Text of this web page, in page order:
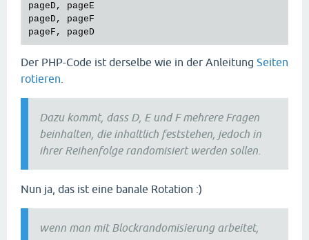
pageD, pageE
pageD, pageF
Der PHP-Code ist derselbe wie in der Anleitung Seiten
rotieren
Dazu kommt, dass D, E und F mehrere Fragen
beinhalten, die inhaltlich feststehen, jedoch in
ihrer Reihenfolge randomisiert werden sollen.
Nun ja, das ist eine banale Rotation :)
wenn man mit Blockrandomisierung arbeitet,